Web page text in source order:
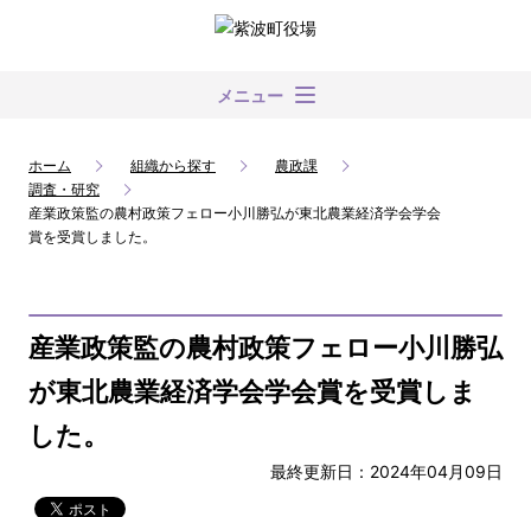
メニュー
ホーム 組織から探す
農政課
調査・研究
産業政策監の農村政策フェロー小川勝弘が東北農業経済学会学会
賞を受賞しました。
産業政策監の農村政策フェロー小川勝弘
が東北農業経済学会学会賞を受賞しま
した。
最終更新日：2024年04月09日